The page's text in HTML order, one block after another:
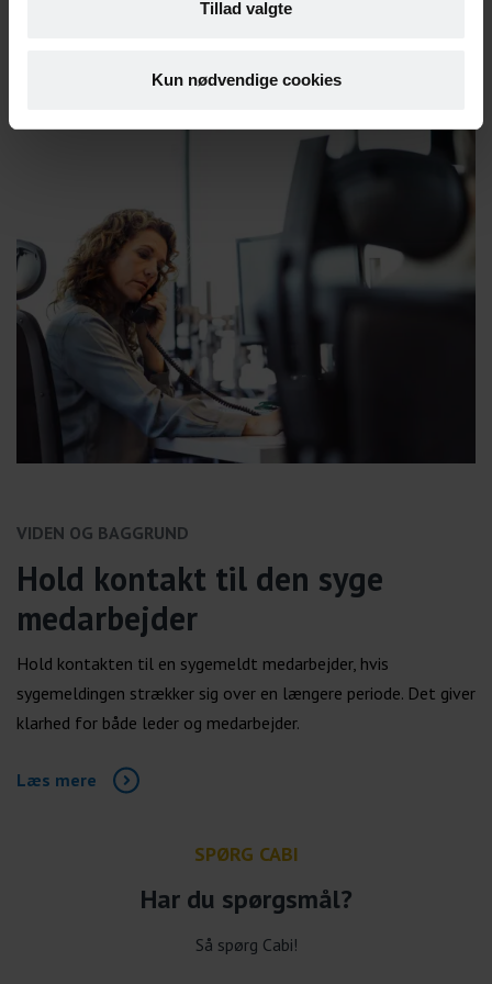
Tillad valgte
Kun nødvendige cookies
VIDEN OG BAGGRUND
Hold kontakt til den syge
medarbejder
Hold kontakten til en sygemeldt medarbejder, hvis
sygemeldingen strækker sig over en længere periode. Det giver
klarhed for både leder og medarbejder.
Læs mere
SPØRG CABI
Har du spørgsmål?
Så spørg Cabi!